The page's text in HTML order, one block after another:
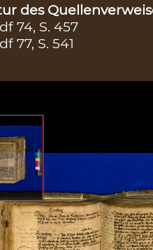
des
74, S. 457
77, S. 541